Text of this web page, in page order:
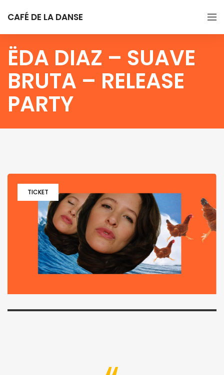
CAFÉ DE LA DANSE
ËDA DIAZ – SUAVE
BRUTA – RELEASE
PARTY
TICKET